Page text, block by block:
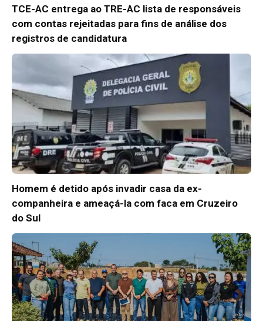
TCE-AC entrega ao TRE-AC lista de responsáveis
com contas rejeitadas para fins de análise dos
registros de candidatura
Homem é detido após invadir casa da ex-
companheira e ameaçá-la com faca em Cruzeiro
do Sul